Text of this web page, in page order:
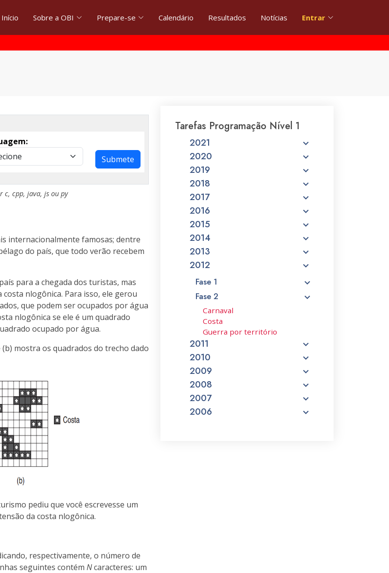
Início Sobre a OBI Prepare-se Calendário Resultados Notícias Entrar
Submete
c, cpp, java, js ou py
internacionalmente famosas; dentre
do país, que todo verão recebem
para a chegada dos turistas, mas
nlogônica. Para isso, ele gerou
que podem ser ocupados por água
nlogônica se ele é um quadrado
ocupado por água.
mostra os quadrados do trecho dado
pediu que você escrevesse um
da costa nlogônica.
respectivamente, o número de
seguintes contém Ncaracteres: um
Tarefas Programação Nível 1
2021
2020
2019
2018
2017
2016
2015
2014
2013
2012
Fase 1
Fase 2
Carnaval
Costa
Guerra por território
2011
2010
2009
2008
2007
2006